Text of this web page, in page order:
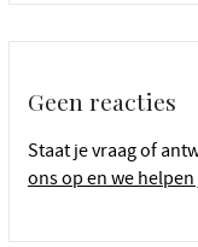
Geen reacties
Staat je vraag of
ons op en we